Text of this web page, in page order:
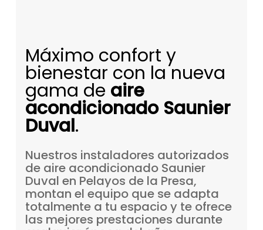
Máximo confort y
bienestar con la nueva
gama de aire
acondicionado Saunier
Duval.
Nuestros instaladores autorizados
de aire acondicionado Saunier
Duval en Pelayos de la Presa,
montan el equipo que se adapta
totalmente a tu espacioy te ofrece
las mejores prestaciones durante